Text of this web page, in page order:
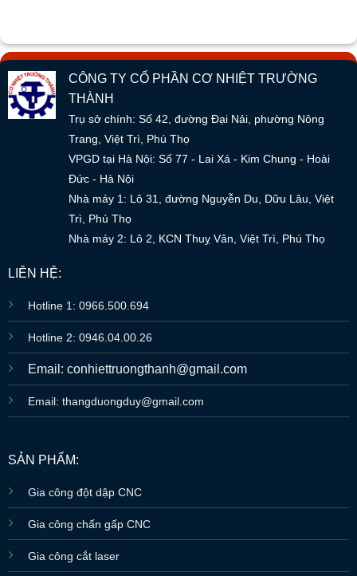
CÔNG TY CỔ PHẦN CƠ NHIỆT TRƯỜNG
THÀNH
Trụ sở chính: Số 42, đường Đại Nải, phường Nông
Trang, Việt Trì, Phú Thọ
VPGD tại Hà Nội: Số 77 - Lai Xá - Kim Chung - Hoài
Đức - Hà Nội
Nhà máy 1: Lô 31, đường Nguyễn Du, Dữu Lâu, Việt
Trì, Phú Thọ
Nhà máy 2: Lô 2, KCN Thuỵ Vân, Việt Trì, Phú Thọ
LIÊN HỆ:
Hotline 1: 0966.500.694
Hotline 2: 0946.04.00.26
Email: conhiettruongthanh@gmail.com
Email: thangduongduy@gmail.com
SẢN PHẨM:
Gia công đột dập CNC
Gia công chấn gấp CNC
Gia công cắt laser